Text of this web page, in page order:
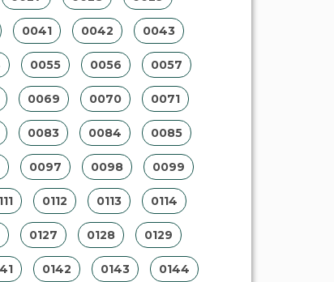
0041 0042 0043
0055 0056 0057
0069 0070 0071
0083 0084 0085
0097 0098 0099
0112 0113 0114
0127 0128 0129
0142 0143 0144